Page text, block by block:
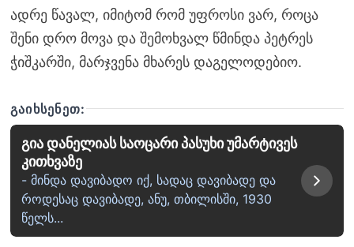
ადრე წავალ, იმიტომ რომ უფროსი ვარ, როცა
შენი დრო მოვა და შემოხვალ წმინდა პეტრეს
ჭიშკარში, მარჯვენა მხარეს დაგელოდებიო.
ᲒᲐᲘᲮᲡᲔᲜᲔᲗ:
გია დანელიას საოცარი პასუხი უმარტივეს
კითხვაზე
- მინდა დავიბადო იქ, სადაც დავიბადე და
როდესაც დავიბადე, ანუ, თბილისში, 1930
წელს...